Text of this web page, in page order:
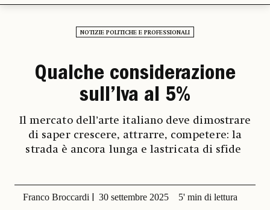
NOTIZIE POLITICHE E PROFESSIONALI
Qualche considerazione
sull’Iva al 5%
Il mercato dell’arte italiano deve dimostrare
di saper crescere, attrarre, competere: la
strada è ancora lunga e lastricata di sfide
Franco Broccardi 30 settembre 2025 5' min di lettura